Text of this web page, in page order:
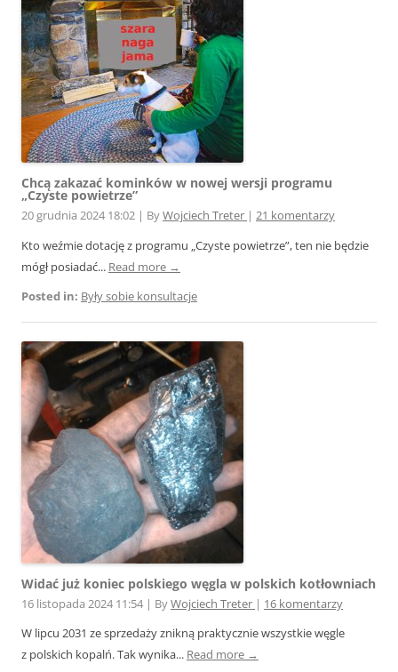
Chcą zakazać kominków w nowej wersji programu
„Czyste powietrze”
20 grudnia 2024 18:02 | ByWojciech Treter | 21 komentarzy
Kto weźmie dotację z programu „Czyste powietrze”, ten nie będzie
mógł posiadać... Read more →
Posted in: Były sobie konsultacje
Widać już koniec polskiego węgla w polskich kotłowniach
16 listopada 2024 11:54 | ByWojciech Treter | 16 komentarzy
W lipcu 2031 ze sprzedaży znikną praktycznie wszystkie węgle
z polskich kopalń. Tak wynika... Read more →